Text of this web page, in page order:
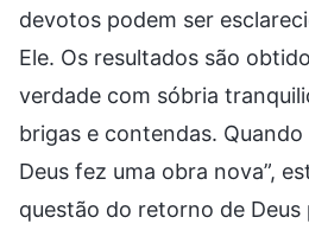
devotos podem ser
Ele. Os resultados são
verdade com sóbria
brigas e contendas. Quando
Deus fez uma obra nova”,
questão do retorno de Deus